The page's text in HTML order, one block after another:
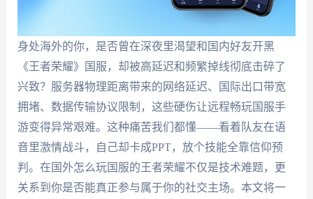
身处海外的你，是否曾在深夜里渴望和国内好友开黑
《王者荣耀》国服，却被高延迟和频繁掉线彻底击碎了
兴致？服务器物理距离带来的网络延迟、国际出口带宽
拥堵、数据传输协议限制，这些硬伤让远程畅玩国服手
游变得异常艰难。这种痛苦我们都懂——看着队友在语
音里激情战斗，自己却卡成PPT，放个技能全靠信仰预
判。在国外怎么玩国服的王者荣耀不仅是技术难题，更
关系到你是否能真正参与属于你的社交主场。本文将一